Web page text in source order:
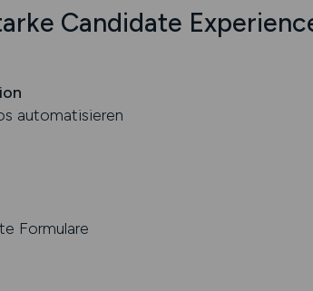
Candidate
automatisieren
Formulare